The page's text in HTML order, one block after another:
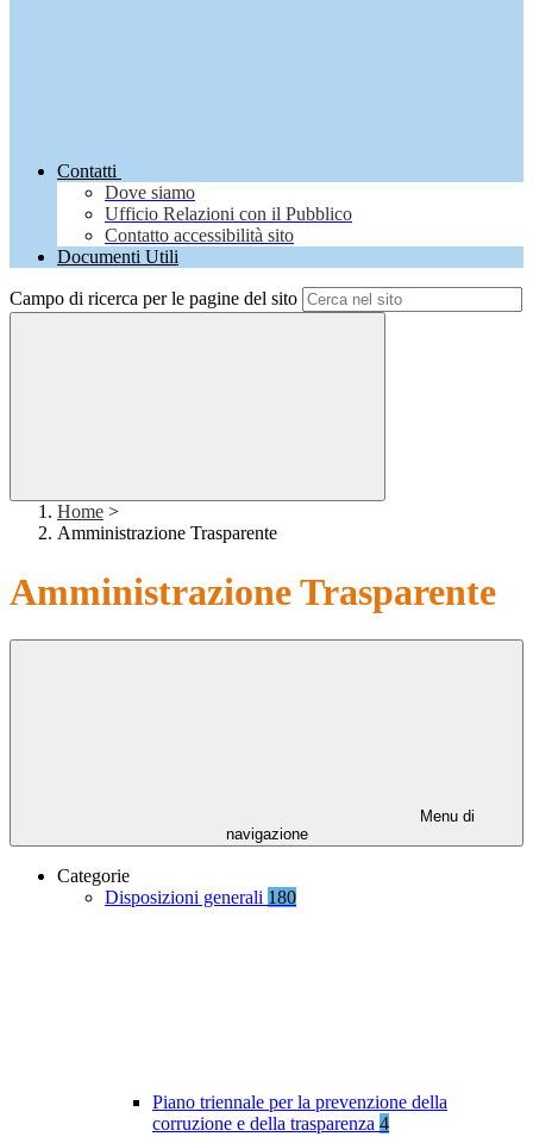
Contatti
Dove siamo
Ufficio Relazioni con il Pubblico
Contatto accessibilità sito
Documenti Utili
Campo di ricerca per le pagine del sito
Home >
Amministrazione Trasparente
Amministrazione Trasparente
Menu di
navigazione
Categorie
Disposizioni generali 180
Piano triennale per la prevenzione della
corruzione e della trasparenza 4